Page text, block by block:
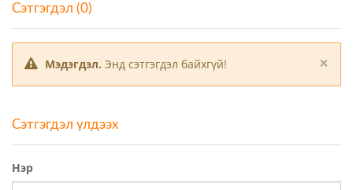
Сэтгэгдэл (0)
×
Мэдэгдэл. Энд сэтгэгдэл байхгүй!
Сэтгэгдэл үлдээх
Нэр